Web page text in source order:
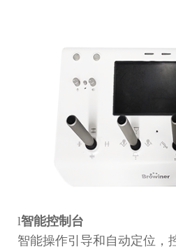
l智能控制台
智能操作引导和自动定位，